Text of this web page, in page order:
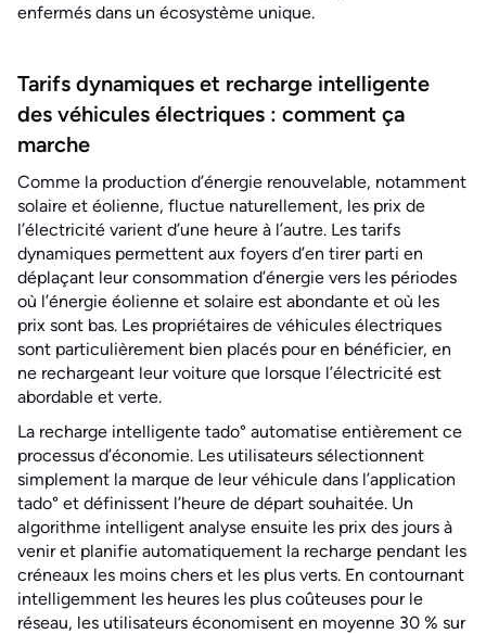
enfermés dans un écosystème unique.
Tarifs dynamiques et recharge intelligente
des véhicules électriques : comment ça
marche
Comme la production d’énergie renouvelable, notamment
solaire et éolienne, fluctue naturellement, les prix de
l’électricité varient d’une heure à l’autre. Les tarifs
dynamiques permettent aux foyers d’en tirer parti en
déplaçant leur consommation d’énergie vers les périodes
où l’énergie éolienne et solaire est abondante et où les
prix sont bas. Les propriétaires de véhicules électriques
sont particulièrement bien placés pour en bénéficier, en
ne rechargeant leur voiture que lorsque l’électricité est
abordable et verte.
La recharge intelligente tado° automatise entièrement ce
processus d’économie. Les utilisateurs sélectionnent
simplement la marque de leur véhicule dans l’application
tado° et définissent l’heure de départ souhaitée. Un
algorithme intelligent analyse ensuite les prix des jours à
venir et planifie automatiquement la recharge pendant les
créneaux les moins chers et les plus verts. En contournant
intelligemment les heures les plus coûteuses pour le
réseau, les utilisateurs économisent en moyenne 30 % sur